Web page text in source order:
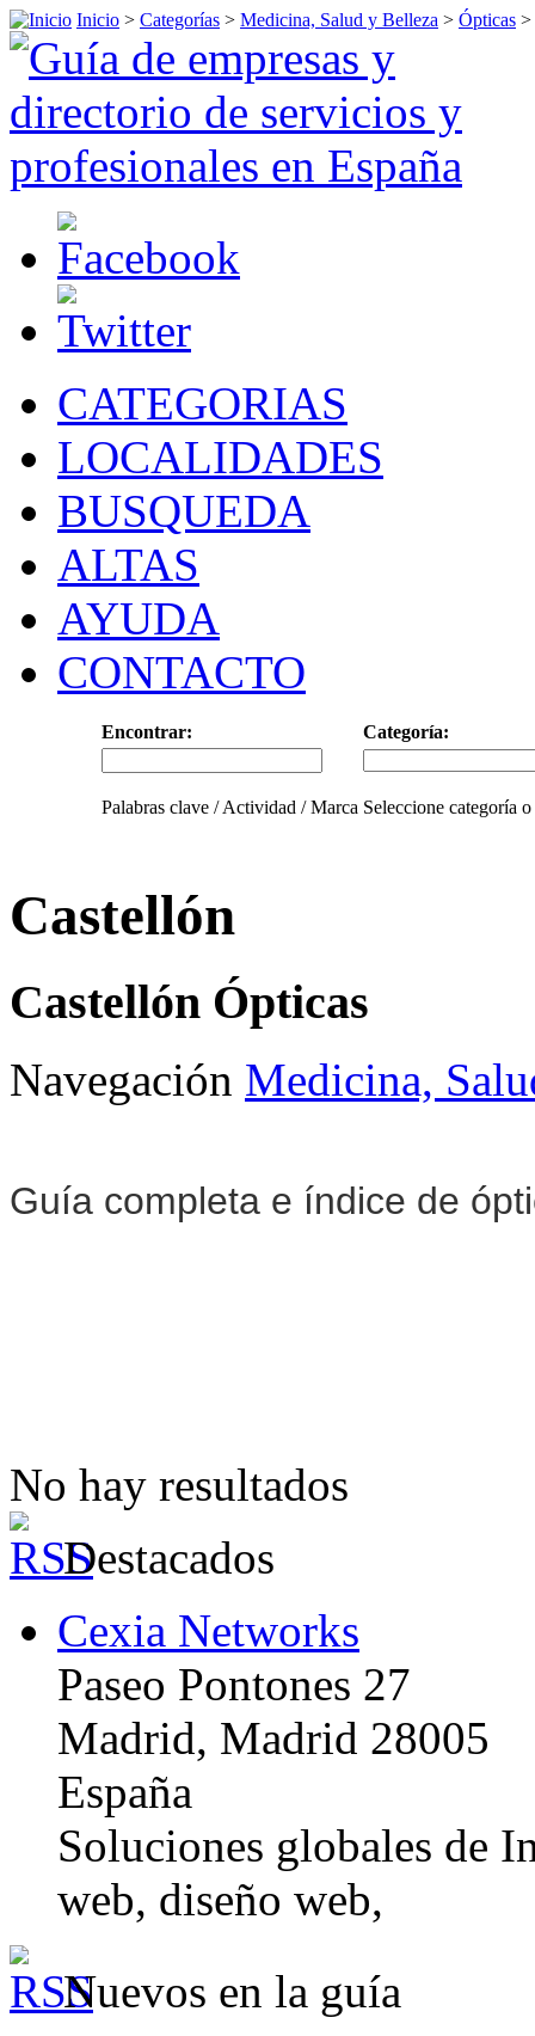
Inicio > Categorías > Medicina, Salud y Belleza > Ópticas >
CATEGORIAS
LOCALIDADES
BUSQUEDA
ALTAS
AYUDA
CONTACTO
Encontrar: Categoría:
Palabras clave / Actividad / Marca Seleccione categoría
Castellón
Castellón Ópticas
Navegación Medicina,
Guía completa e índice de
No hay resultados
Destacados
Cexia Networks
Paseo Pontones 27
Madrid, Madrid 28005
España
Soluciones globales de
web, diseño web,
Nuevos en la guía